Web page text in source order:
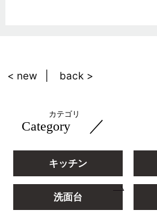
< new back >
カテゴリ
Category ／
キッチン
洗面台